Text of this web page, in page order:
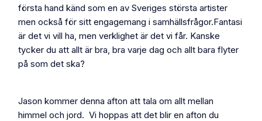
första hand känd som en av Sveriges största artister
men också för sitt engagemang i samhällsfrågor.Fantasi
är det vi vill ha, men verklighet är det vi får. Kanske
tycker du att allt är bra, bra varje dag och allt bara flyter
på som det ska?
Jason kommer denna afton att tala om allt mellan
himmel och jord. Vi hoppas att det blir en afton du